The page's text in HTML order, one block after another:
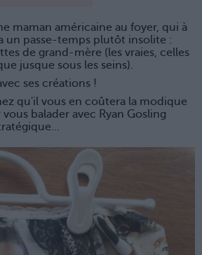
maman américaine au foyer, qui à
un passe-temps plutôt insolite :
de grand-mère (les vraies, celles
jusque sous les seins).
ses créations !
qu'il vous en coûtera la modique
balader avec Ryan Gosling